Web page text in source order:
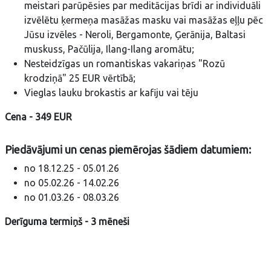
meistari parūpēsies par meditācijas brīdi ar individuāli
izvēlētu ķermeņa masāžas masku vai masāžas eļļu pēc
Jūsu izvēles - Neroli, Bergamonte, Ģerānija, Baltasi
muskuss, Pačūlija, Ilang-Ilang aromātu;
Nesteidzīgas un romantiskas vakariņas "Rozū
krodziņā" 25 EUR vērtībā;
Vieglas lauku brokastis ar kafiju vai tēju
Cena - 349 EUR
Piedāvājumi un cenas piemērojas šādiem datumiem:
no 18.12.25 - 05.01.26
no 05.02.26 - 14.02.26
no 01.03.26 - 08.03.26
Derīguma termiņš - 3 mēneši